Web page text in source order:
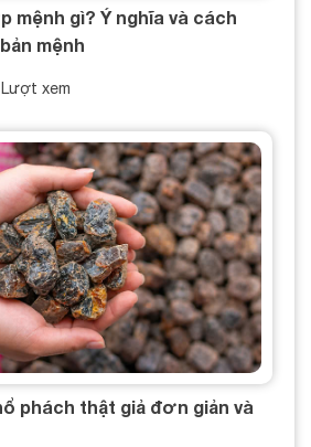
mệnh gì? Ý nghĩa và cách
mệnh
xem
phách thật giả đơn giản và